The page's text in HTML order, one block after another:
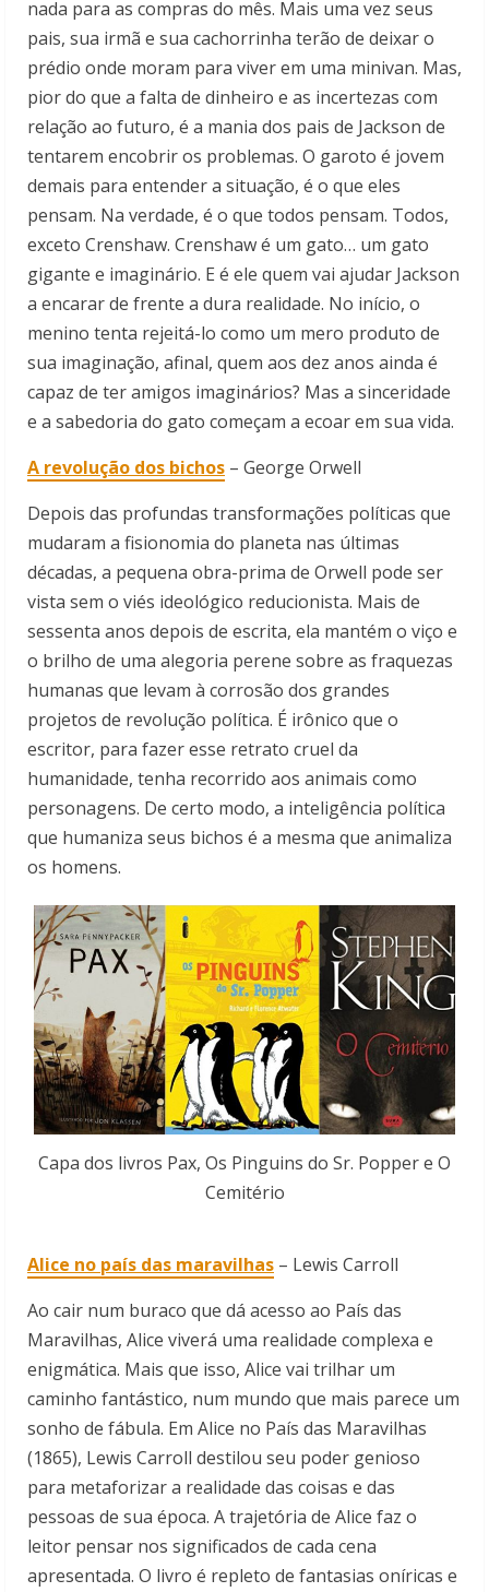
nada para as compras do mês. Mais uma vez seus
pais, sua irmã e sua cachorrinha terão de deixar o
prédio onde moram para viver em uma minivan. Mas,
pior do que a falta de dinheiro e as incertezas com
relação ao futuro, é a mania dos pais de Jackson de
tentarem encobrir os problemas. O garoto é jovem
demais para entender a situação, é o que eles
pensam. Na verdade, é o que todos pensam. Todos,
exceto Crenshaw. Crenshaw é um gato… um gato
gigante e imaginário. E é ele quem vai ajudar Jackson
a encarar de frente a dura realidade. No início, o
menino tenta rejeitá-lo como um mero produto de
sua imaginação, afinal, quem aos dez anos ainda é
capaz de ter amigos imaginários? Mas a sinceridade
e a sabedoria do gato começam a ecoar em sua vida.
A revolução dos bichos – George Orwell
Depois das profundas transformações políticas que
mudaram a fisionomia do planeta nas últimas
décadas, a pequena obra-prima de Orwell pode ser
vista sem o viés ideológico reducionista. Mais de
sessenta anos depois de escrita, ela mantém o viço e
o brilho de uma alegoria perene sobre as fraquezas
humanas que levam à corrosão dos grandes
projetos de revolução política. É irônico que o
escritor, para fazer esse retrato cruel da
humanidade, tenha recorrido aos animais como
personagens. De certo modo, a inteligência política
que humaniza seus bichos é a mesma que animaliza
os homens.
Capa dos livros Pax, Os Pinguins do Sr. Popper e O
Cemitério
Alice no país das maravilhas – Lewis Carroll
Ao cair num buraco que dá acesso ao País das
Maravilhas, Alice viverá uma realidade complexa e
enigmática. Mais que isso, Alice vai trilhar um
caminho fantástico, num mundo que mais parece um
sonho de fábula. Em Alice no País das Maravilhas
(1865), Lewis Carroll destilou seu poder genioso
para metaforizar a realidade das coisas e das
pessoas de sua época. A trajetória de Alice faz o
leitor pensar nos significados de cada cena
apresentada. O livro é repleto de fantasias oníricas e